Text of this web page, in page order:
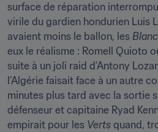
surface de réparation
virile du gardien hondurien Luis
avaient moins le ballon, les
eux le réalisme : Romell Quioto
suite à un joli raid d’Antony
l’Algérie faisait face à un autre
minutes plus tard avec la sortie
défenseur et capitaine Ryad
empirait pour les Verts quand,